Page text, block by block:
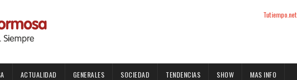
Tutiempo.net
ACTUALIDAD GENERALES SOCIEDAD TENDENCIAS SHOW MAS INFO